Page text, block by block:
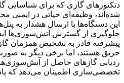
دتکتورهای گازی که برای شناسایی
شده‌اند، وظیفه‌ای حیاتی در ایمنی
این دستگاه‌ها با ارسال هشدار به
جلوگیری از گسترش آتش‌سوزی‌ها
پیشرفته قادر به تشخیص همزمان
حریق هستند، اما برخی دیگر به
ردیابی گازهای حاصل از
تخصصی‌سازی اطمینان می‌دهد که